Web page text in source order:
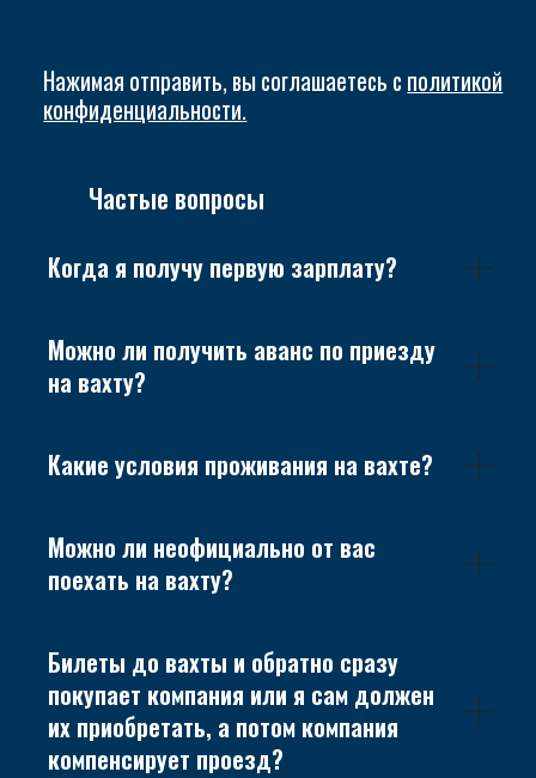
Частые вопросы
Когда я получу первую зарплату?
Можно ли получить аванс по приезду
на вахту?
Какие условия проживания на вахте?
Можно ли неофициально от вас
поехать на вахту?
Билеты до вахты и обратно сразу
покупает компания или я сам должен
их приобретать, а потом компания
компенсирует проезд?